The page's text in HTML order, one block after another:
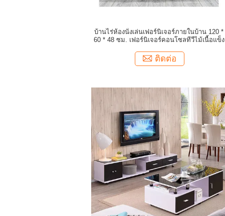
บ้านไร่ห้องนั่งเล่นเฟอร์นิเจอร์ภายในบ้าน 120 *
60 * 48 ซม. เฟอร์นิเจอร์คอนโซลทีวีไม้เนื้อแข็ง
ติดต่อ